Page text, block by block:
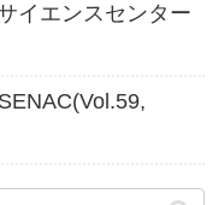
イエンスセンター